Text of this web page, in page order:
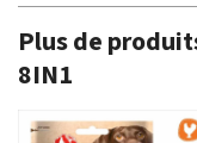
Plus de
8IN1